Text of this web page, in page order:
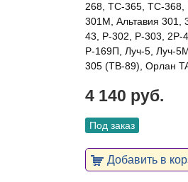
268, TC-365, TC-
301М, Альтавия 301,
43, P-302, P-303, 2P-
Р-169П, Луч-5, Луч-
305 (ТВ-89), Орлан
4 140 руб.
Под заказ
Добавить в